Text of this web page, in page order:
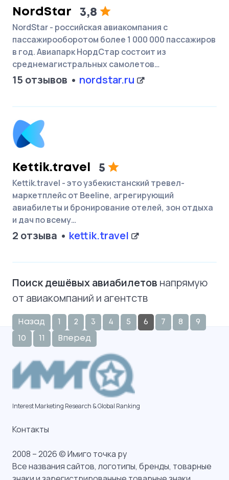
NordStar 3,8
NordStar - российская авиакомпания с
пассажирооборотом более 1 000 000 пассажиров
в год. Авиапарк НордСтар состоит из
среднемагистральных самолетов…
15 отзывов nordstar.ru
Kettik.travel 5
Kettik.travel - это узбекистанский тревел-
маркетплейс от Beeline, агрегирующий
авиабилеты и бронирование отелей, зон отдыха
и дач по всему…
2 отзыва kettik.travel
Поиск дешёвых авиабилетов напрямую
от авиакомпаний и агентств
Назад 1 2 3 4 5 6 7 8 9
10 11 Вперед
Interest Marketing Research & Global Ranking
Контакты
2008 – 2026 © Имиго точка ру
Все названия сайтов, логотипы, бренды, товарные